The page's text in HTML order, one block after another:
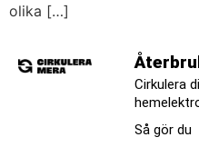
olika […]
Cirkulera
Så gör du